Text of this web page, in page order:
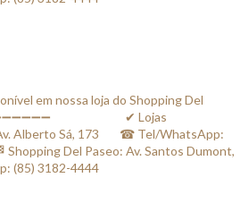
em nossa loja do Shopping Del
⠀⠀⠀⠀⠀⠀⠀⠀✔ Lojas
Alberto Sá, 173⠀⠀ ☎ Tel/WhatsApp:
Del Paseo: Av. Santos Dumont,
(85) 3182-4444⠀⠀⠀⠀ ⠀⠀⠀⠀⠀